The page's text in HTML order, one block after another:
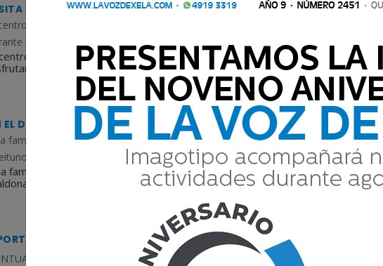
HOY LA EXPOSICIÓN DE VEHÍCULOS EN PRADERA XELA
comercial Pradera Xela trae una nueva atracción para las familias
este fin de semana. En la exposición se presentan automóviles de Clásicos
comercial Pradera Xela trae una nueva atracción para las familias
durante este fin de semana. En la exposición se presentan automóviles
EL DÍA DEL PADRE, HIJA BUSCA A SU PAPÁ
familia, especialmente su hija, cuenta que no sabe nada del señor Mynor
quien cuenta que lleva más de 10 años de no saber de el paradero de su
familia, especialmente su hija, cuenta que no sabe nada del señor Mynor
Aceituno, quien cuenta que lleva más de 10 años de no saber de el
SIEMPRE HAY PARA QUIENES ESTÁN LISTOS
Hoy estuve en dos eventos públicos, el primero, la apertura de la nueva